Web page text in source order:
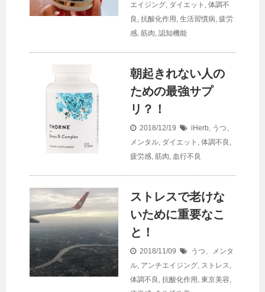
エイジング, ダイエット , 体調不
良 , 抗酸化作用 , 生活習慣病, 疲労
感, 筋肉, 認知機能
朝起きれない人の
ための最強サプ
リ？！
2018/12/19 iHerb, うつ、
メンタル, ダイエット , 体調不良 ,
疲労感, 筋肉, 血行不良
ストレスで老けな
いために重要なこ
と！
2018/11/09
うつ、メンタ
ル, アンチエイジング, ストレス,
体調不良 , 抗酸化作用 , 東京美容,